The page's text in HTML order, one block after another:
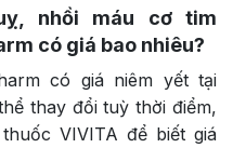
nhồi máu cơ tim
có giá bao nhiêu?
có giá niêm yết tại
thay đổi tuỳ thời điểm,
VIVITA để biết giá